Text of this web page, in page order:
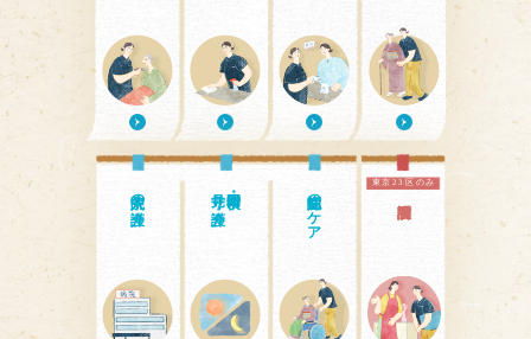
入院中の介護 日中・夜間の
見守り介護 認知症のケア
東京23区のみ